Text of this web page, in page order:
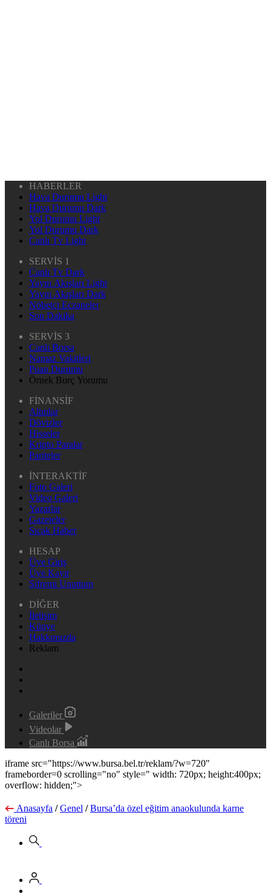
HABERLER
Hava Durumu Light
Hava Durumu Dark
Yol Durumu Light
Yol Durumu Dark
Canlı Tv Light
SERVİS 1
Canlı Tv Dark
Yayın Akışları Light
Yayın Akışları Dark
Nöbetçi Eczaneler
Son Dakika
SERVİS 3
Canlı Borsa
Namaz Vakitleri
Puan Durumu
Örnek Burç Yorumu
FİNANSİF
Altınlar
Dövizler
Hisseler
Kripto Paralar
Pariteler
İNTERAKTİF
Foto Galeri
Video Galeri
Yazarlar
Gazeteler
Sıcak Haber
HESAP
Üye Giriş
Üye Kayıt
Şifremi Unuttum
DİĞER
İletişim
Künye
Hakkımızda
Reklam
Galeriler
Videolar
Canlı Borsa
iframe src="https://www.bursa.bel.tr/reklam/?w=720"
frameborder=0 scrolling="no" style=" width: 720px; height:400px;
overflow: hidden;">
Anasayfa / Genel / Bursa’da özel eğitim anaokulunda karne
töreni